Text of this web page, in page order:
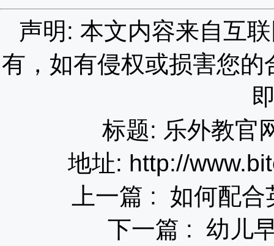
声明: 本文内容来自互
有，如有侵权或损害您
标题: 乐外教官
地址: http://
上一篇 : 如何配合
下一篇 : 幼儿